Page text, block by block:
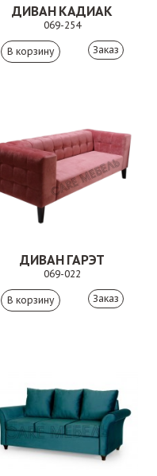
ДИВАН КАДИАК
069-254
Заказ
ДИВАН ГАРЭТ
069-022
Заказ